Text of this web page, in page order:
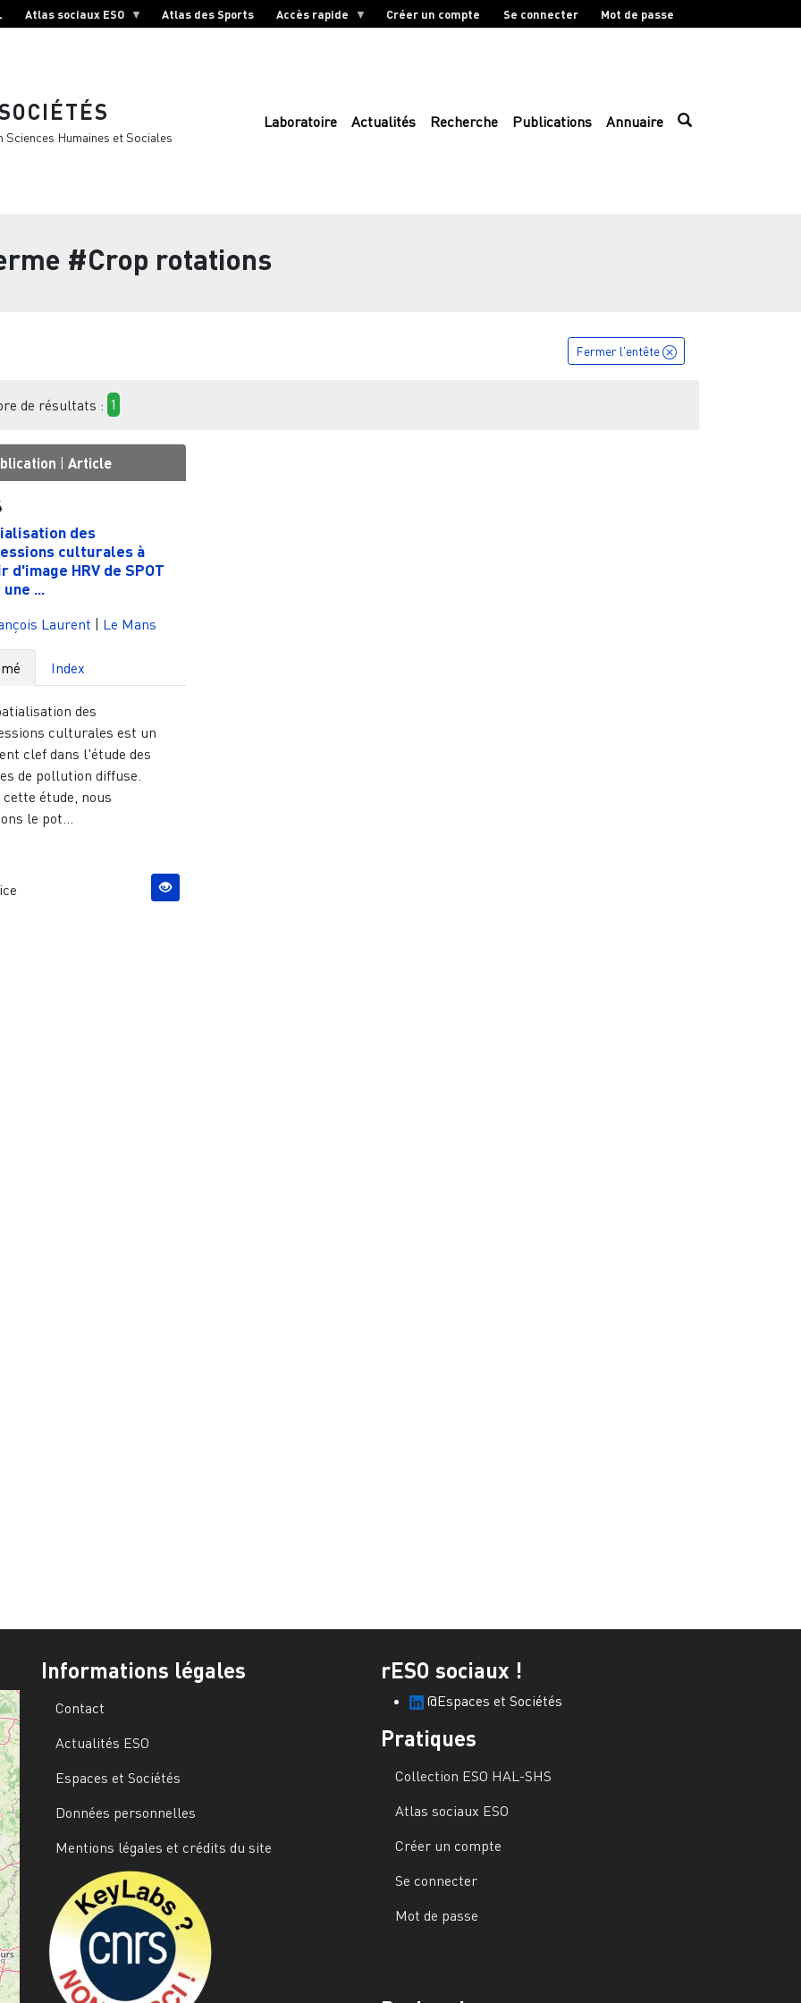
Atlas sociaux ESO Atlas des Sports Accès rapide Créer un compte Se connecter Mot de passe
Humaines et Sociales
Laboratoire Actualités Recherche Publications Annuaire
#Crop rotations
Fermer l'entête
de résultats : 1
| Article
des
culturales à
d'image HRV de SPOT
...
Laurent | Le Mans
Index
des
culturales est un
clef dans l'étude des
de pollution diffuse.
cette étude, nous
le pot...
Informations légales
Contact
Actualités ESO
Espaces et Sociétés
Données personnelles
Mentions légales et crédits du site
rESO sociaux !
@Espaces et Sociétés
Pratiques
Collection ESO HAL-SHS
Atlas sociaux ESO
Créer un compte
Se connecter
Mot de passe